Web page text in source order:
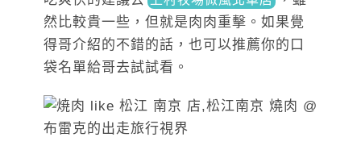
然比較貴一些，但就是肉肉重擊。如果覺
得哥介紹的不錯的話，也可以推薦你的口
袋名單給哥去試試看。